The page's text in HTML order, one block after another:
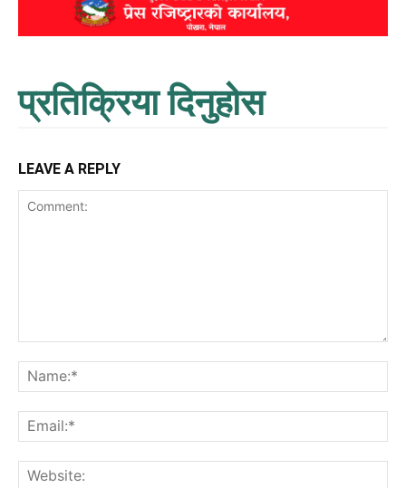
प्रतिक्रिया दिनुहोस
LEAVE A REPLY